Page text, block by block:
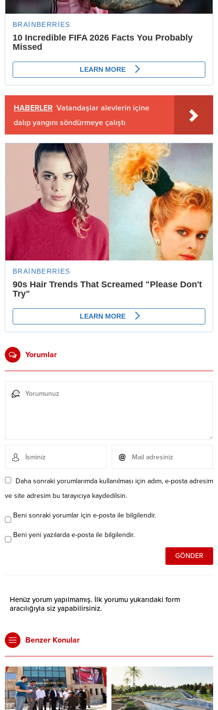
HABERLER Vatandaşlar alevlerin içine
dalıp yangını söndürmeye çalıştı
Yorumlar
Daha sonraki yorumlarımda kullanılması için adım, e-posta adresim
ve site adresim bu tarayıcıya kaydedilsin.
Beni sonraki yorumlar için e-posta ile bilgilendir.
Beni yeni yazılarda e-posta ile bilgilendir.
Henüz yorum yapılmamış. İlk yorumu yukarıdaki form
aracılığıyla siz yapabilirsiniz.
Benzer Konular